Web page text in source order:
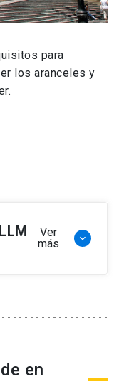
para
los aranceles y
Ver
más
keyboard_arrow_down
Programa
en